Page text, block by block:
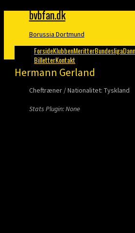
bvbfan.dk
Borussia Dortmund
ForsideKlubbenMeritterBundesliga
BilletterKontakt
Hermann Gerland
Cheftræner / Nationalitet: Tyskland
Stats Plugin: None